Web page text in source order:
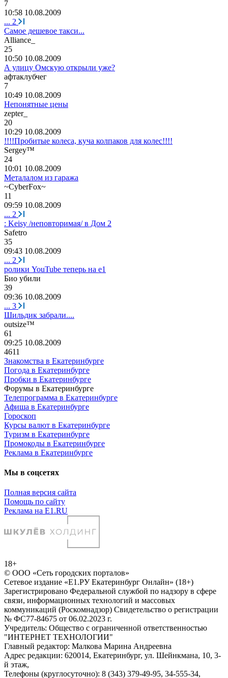
7
10:58 10.08.2009
... 2
Самое дешевое такси...
Alliance_
25
10:50 10.08.2009
А улицу Омскую открыли уже?
афтаклубчег
7
10:49 10.08.2009
Непонятные цены
zepter_
20
10:29 10.08.2009
!!!!Пробитые колеса, куча колпаков для колес!!!!
Sergey™
24
10:01 10.08.2009
Металалом из гаража
~CyberFox~
11
09:59 10.08.2009
... 2
: Keisy /неповторимая/ в Дом 2
Safetro
35
09:43 10.08.2009
... 2
ролики YouTube теперь на e1
Био убили
39
09:36 10.08.2009
... 3
Шильдик забрали....
outsize™
61
09:25 10.08.2009
4611
Знакомства в Екатеринбурге
Погода в Екатеринбурге
Пробки в Екатеринбурге
Форумы в Екатеринбурге
Телепрограмма в Екатеринбурге
Афиша в Екатеринбурге
Гороскоп
Курсы валют в Екатеринбурге
Туризм в Екатеринбурге
Промокоды в Екатеринбурге
Реклама в Екатеринбурге
Мы в соцсетях
Полная версия сайта
Помощь по сайту
Реклама на E1.RU
18+
© ООО «Сеть городских порталов»
Сетевое издание «Е1.РУ Екатеринбург Онлайн» (18+)
Зарегистрировано Федеральной службой по надзору в сфере
связи, информационных технологий и массовых
коммуникаций (Роскомнадзор) Свидетельство о регистрации
№ ФС77-84675 от 06.02.2023 г.
Учредитель: Общество с ограниченной ответственностью
"ИНТЕРНЕТ ТЕХНОЛОГИИ"
Главный редактор: Малкова Марина Андреевна
Адрес редакции: 620014, Екатеринбург, ул. Шейнкмана, 10, 3-
й этаж,
Телефоны (круглосуточно): 8 (343) 379-49-95, 34-555-34,